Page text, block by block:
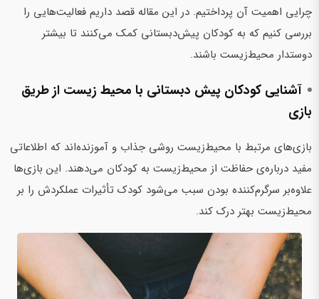
چرایی اهمیت آن پرداختیم. در این مقاله قصد داریم فعالیت‌هایی را
بررسی کنیم که به کودکان پیش‌دبستانی کمک می‌کنند تا بیشتر
دوستدار محیط‌زیست باشند.
آشنایی کودکان پیش‌ دبستانی با محیط‌ زیست از طریق
بازی
بازی‌های مرتبط با محیط‌زیست روشی جذاب و آموزنده‌اند که اطلاعاتی
مفید درباره‌ی حفاظت از محیط‌زیست به کودکان می‌دهند. این بازی‌ها
علاوه‌بر سرگرم‌کننده بودن سبب می‌شود کودک تأثیرات عملکردش را بر
محیط‌زیست بهتر درک کند.